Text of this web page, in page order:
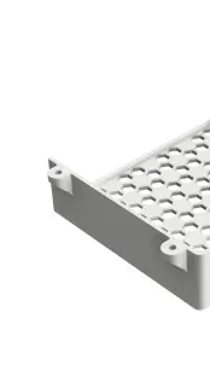
gränssnitt.
kännetecknas
företagsmiljöer.